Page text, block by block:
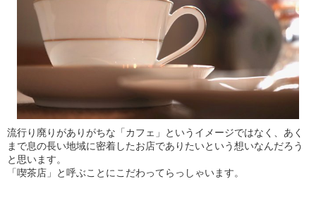
流行り廃りがありがちな「カフェ」というイメージではなく、あく
まで息の長い地域に密着したお店でありたいという想いなんだろう
と思います。
「喫茶店」と呼ぶことにこだわってらっしゃいます。